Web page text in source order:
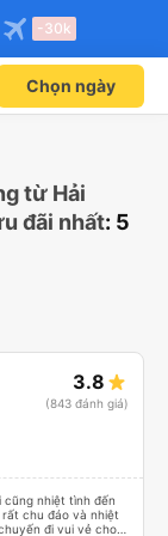
-30k
Chọn ngày
từ Hải
đãi nhất: 5
3.8
(843 đánh giá)
cũng nhiệt tình đến
đi vui vẻ cho